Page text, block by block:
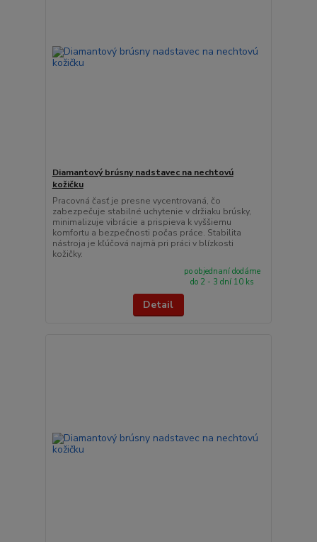
Diamantový brúsny nadstavec na nechtovú
kožičku
Pracovná časť je presne vycentrovaná, čo
zabezpečuje stabilné uchytenie v držiaku brúsky,
minimalizuje vibrácie a prispieva k vyššiemu
komfortu a bezpečnosti počas práce. Stabilita
nástroja je kľúčová najmä pri práci v blízkosti
kožičky.
po objednaní dodáme
do 2 - 3 dní 10 ks
Detail